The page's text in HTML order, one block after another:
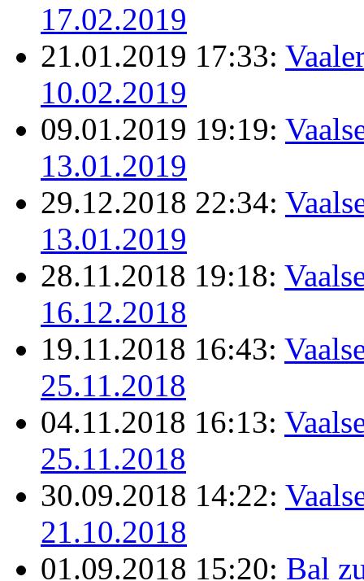
17.02.2019
21.01.2019 17:33:
10.02.2019
09.01.2019 19:19:
13.01.2019
29.12.2018 22:34:
13.01.2019
28.11.2018 19:18:
16.12.2018
19.11.2018 16:43:
25.11.2018
04.11.2018 16:13:
25.11.2018
30.09.2018 14:22:
21.10.2018
01.09.2018 15:20: Bal